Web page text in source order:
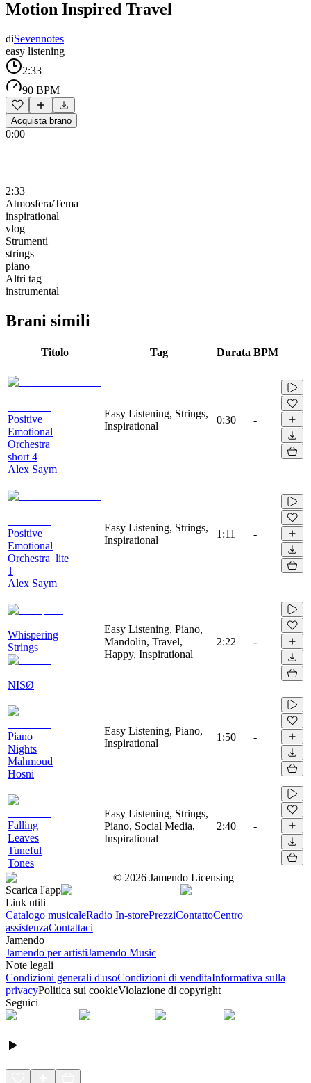
Motion Inspired Travel
diSevennotes
easy listening
2:33
90 BPM
Acquista brano
0:00
2:33
Atmosfera/Tema
inspirational
vlog
Strumenti
strings
piano
Altri tag
instrumental
Brani simili
Titolo Tag Durata BPM
Positive
Emotional
Orchestra_
short 4
Alex Saym
Easy Listening, Strings,
Inspirational
0:30 -
Positive
Emotional
Orchestra_lite
1
Alex Saym
Easy Listening, Strings,
Inspirational
1:11 -
Whispering
Strings
NISØ
Easy Listening, Piano,
Mandolin, Travel,
Happy, Inspirational
2:22 -
Piano
Nights
Mahmoud
Hosni
Easy Listening, Piano,
Inspirational
1:50 -
Falling
Leaves
Tuneful
Tones
Easy Listening, Strings,
Piano, Social Media,
Inspirational
2:40 -
© 2026 Jamendo Licensing
Scarica l'app
Link utili
Catalogo musicaleRadio In-storePrezziContattoCentro
assistenzaContattaci
Jamendo
Jamendo per artistiJamendo Music
Note legali
Condizioni generali d'usoCondizioni di venditaInformativa sulla
privacyPolitica sui cookieViolazione di copyright
Seguici